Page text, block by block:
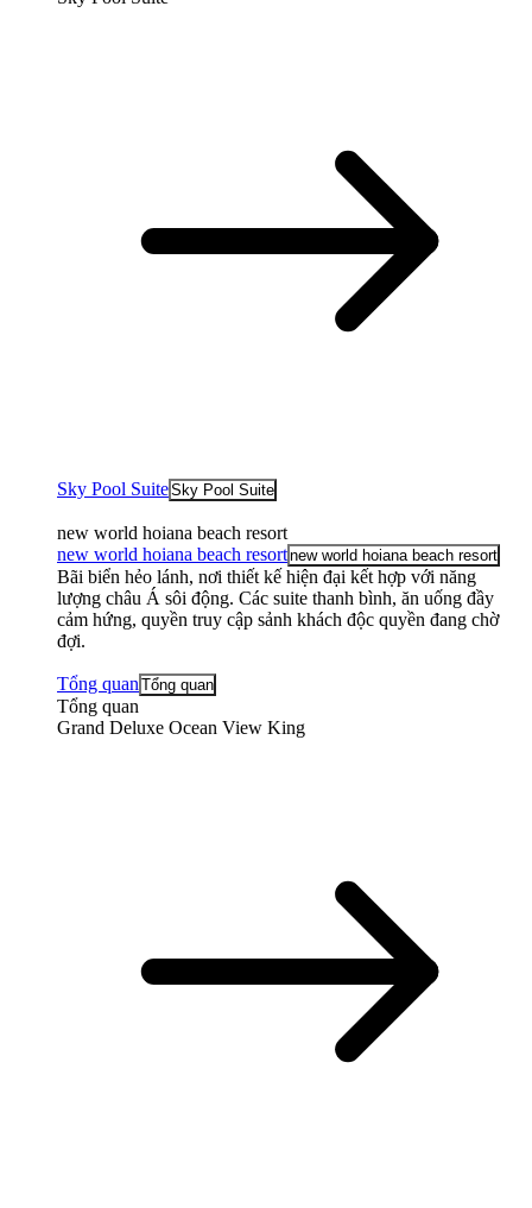
Sky Pool SuiteSky Pool Suite
new world hoiana beach resort
new world hoiana beach resortnew world hoiana beach resort
Bãi biển hẻo lánh, nơi thiết kế hiện đại kết hợp với năng
lượng châu Á sôi động. Các suite thanh bình, ăn uống đầy
cảm hứng, quyền truy cập sảnh khách độc quyền đang chờ
đợi.
Tổng quan Tổng quan
Tổng quan
Grand Deluxe Ocean View King